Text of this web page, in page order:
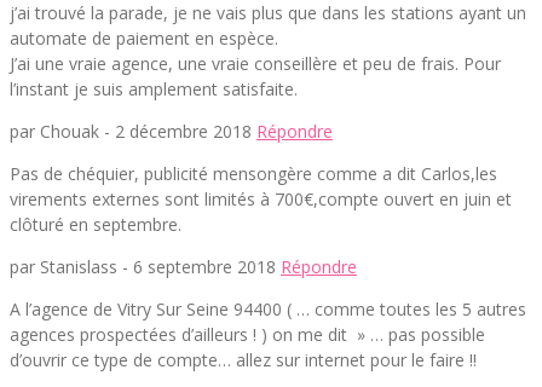
j’ai trouvé la parade, je ne vais plus que dans les stations ayant un
automate de paiement en espèce.
J’ai une vraie agence, une vraie conseillère et peu de frais. Pour
l’instant je suis amplement satisfaite.
par Chouak - 2 décembre 2018 Répondre
Pas de chéquier, publicité mensongère comme a dit Carlos,les
virements externes sont limités à 700€,compte ouvert en juin et
clôturé en septembre.
par Stanislass - 6 septembre 2018 Répondre
A l’agence de Vitry Sur Seine 94400 ( … comme toutes les 5 autres
agences prospectées d’ailleurs ! ) on me dit » … pas possible
d’ouvrir ce type de compte… allez sur internet pour le faire !!